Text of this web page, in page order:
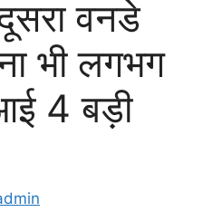
वनडे
भी लगभग
4 बड़ी